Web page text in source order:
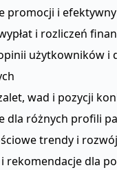
promocji i
i rozliczeń
użytkowników i
wad i pozycji
dla różnych profili
trendy i
rekomendacje dla